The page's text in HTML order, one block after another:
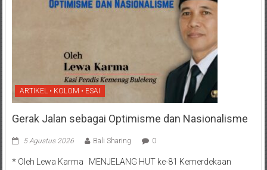
ARTIKEL • KOLOM • ESAI
Gerak Jalan sebagai Optimisme dan Nasionalisme
5 Agustus 2026 Bali Sharing 0
* Oleh Lewa Karma MENJELANG HUT ke-81 Kemerdekaan